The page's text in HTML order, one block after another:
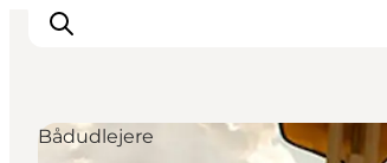
Bådudlejere